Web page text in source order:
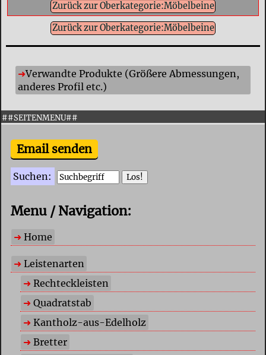
Zurück zur Oberkategorie:Möbelbeine
Zurück zur Oberkategorie:Möbelbeine
Verwandte Produkte (Größere Abmessungen,
anderes Profil etc.)
##SEITENMENU##
Email senden
Suchen:
Menu / Navigation:
Home
Leistenarten
Rechteckleisten
Quadratstab
Kantholz-aus-Edelholz
Bretter